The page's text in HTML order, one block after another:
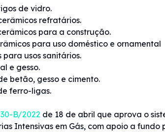
de vidro.
refratários.
para a construção.
para uso doméstico e ornamental
usos sanitários.
e gesso.
betão, gesso e cimento.
ferro-ligas.
B/2022 de 18 de abril que aprova o
Intensivas em Gás, com apoio a